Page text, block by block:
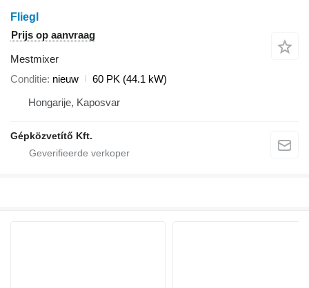
Fliegl
Prijs op aanvraag
Mestmixer
Conditie nieuw
60 PK (44.1 kW)
Hongarije, Kaposvar
Gépközvetítő Kft.